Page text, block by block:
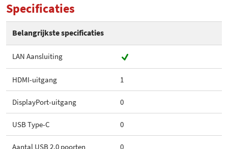
Specificaties
Belangrijkste specificaties
LAN Aansluiting
HDMI-uitgang 1
DisplayPort-uitgang 0
USB Type-C 0
Aantal USB 2.0 poorten 0